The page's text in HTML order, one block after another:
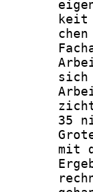
keit
chen
sich
35
mit